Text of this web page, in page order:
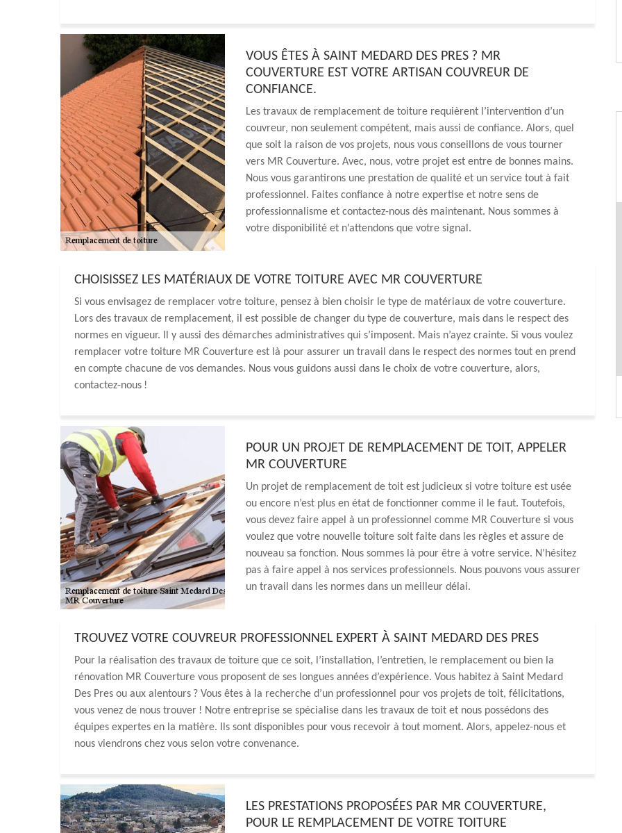
VOUS ÊTES À SAINT MEDARD DES PRES ? MR
COUVERTURE EST VOTRE ARTISAN COUVREUR DE
CONFIANCE.
Les travaux de remplacement de toiture requièrent l’intervention d’un
couvreur, non seulement compétent, mais aussi de confiance. Alors, quel
que soit la raison de vos projets, nous vous conseillons de vous tourner
vers MR Couverture. Avec, nous, votre projet est entre de bonnes mains.
Nous vous garantirons une prestation de qualité et un service tout à fait
professionnel. Faites confiance à notre expertise et notre sens de
professionnalisme et contactez-nous dès maintenant. Nous sommes à
votre disponibilité et n’attendons que votre signal.
CHOISISSEZ LES MATÉRIAUX DE VOTRE TOITURE AVEC MR COUVERTURE
Si vous envisagez de remplacer votre toiture, pensez à bien choisir le type de matériaux de votre couverture.
Lors des travaux de remplacement, il est possible de changer du type de couverture, mais dans le respect des
normes en vigueur. Il y aussi des démarches administratives qui s’imposent. Mais n’ayez crainte. Si vous voulez
remplacer votre toiture MR Couverture est là pour assurer un travail dans le respect des normes tout en prend
en compte chacune de vos demandes. Nous vous guidons aussi dans le choix de votre couverture, alors,
contactez-nous !
POUR UN PROJET DE REMPLACEMENT DE TOIT, APPELER
MR COUVERTURE
Un projet de remplacement de toit est judicieux si votre toiture est usée
ou encore n’est plus en état de fonctionner comme il le faut. Toutefois,
vous devez faire appel à un professionnel comme MR Couverture si vous
voulez que votre nouvelle toiture soit faite dans les règles et assure de
nouveau sa fonction. Nous sommes là pour être à votre service. N’hésitez
pas à faire appel à nos services professionnels. Nous pouvons vous assurer
un travail dans les normes dans un meilleur délai.
TROUVEZ VOTRE COUVREUR PROFESSIONNEL EXPERT À SAINT MEDARD DES PRES
Pour la réalisation des travaux de toiture que ce soit, l’installation, l’entretien, le remplacement ou bien la
rénovation MR Couverture vous proposent de ses longues années d’expérience. Vous habitez à Saint Medard
Des Pres ou aux alentours ? Vous êtes à la recherche d’un professionnel pour vos projets de toit, félicitations,
vous venez de nous trouver ! Notre entreprise se spécialise dans les travaux de toit et nous possédons des
équipes expertes en la matière. Ils sont disponibles pour vous recevoir à tout moment. Alors, appelez-nous et
nous viendrons chez vous selon votre convenance.
LES PRESTATIONS PROPOSÉES PAR MR COUVERTURE,
POUR LE REMPLACEMENT DE VOTRE TOITURE